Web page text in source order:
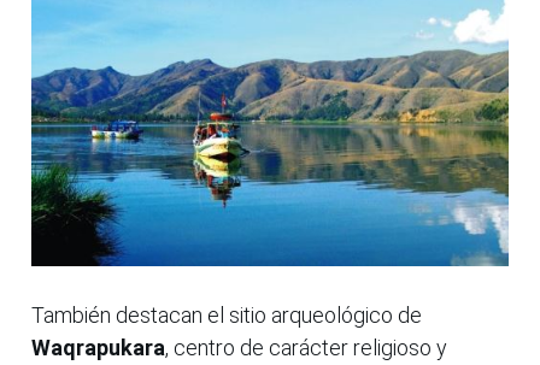
También destacan el sitio arqueológico de
Waqrapukara, centro de carácter religioso y